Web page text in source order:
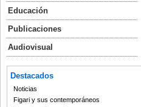
Educación
Publicaciones
Audiovisual
Destacados
Noticias
Figari y sus contemporáneos